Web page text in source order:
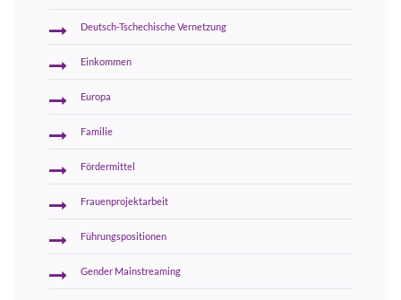
Deutsch-Tschechische Vernetzung
Einkommen
Europa
Familie
Fördermittel
Frauenprojektarbeit
Führungspositionen
Gender Mainstreaming